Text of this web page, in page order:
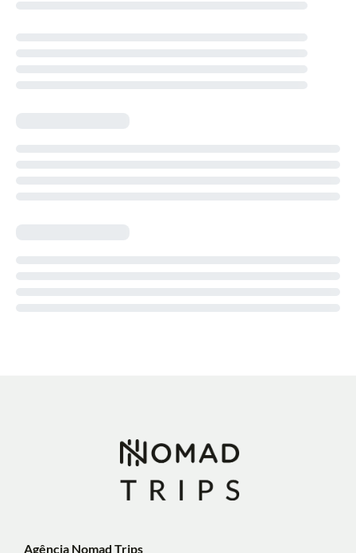
Agência Nomad Trips